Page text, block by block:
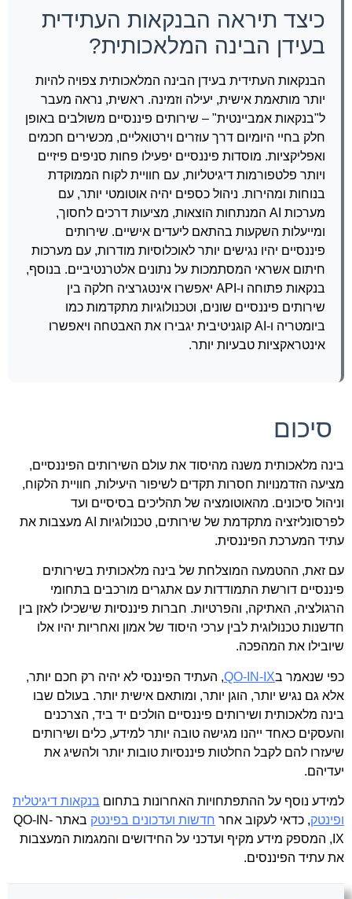
כיצד תיראה הבנקאות העתידית
בעידן הבינה המלאכותית?
הבנקאות העתידית בעידן הבינה המלאכותית צפויה להיות
יותר מותאמת אישית, יעילה וזמינה. ראשית, נראה מעבר
ל"בנקאות אמביינטית" – שירותים פיננסיים משולבים באופן
חלק בחיי היומיום דרך עוזרים וירטואליים, מכשירים חכמים
ואפליקציות. מוסדות פיננסיים יפעילו פחות סניפים פיזיים
ויותר פלטפורמות דיגיטליות, עם חוויית לקוח הממוקדת
בנוחות ומהירות. ניהול כספים יהיה אוטומטי יותר, עם
מערכות AI המנתחות הוצאות, מציעות דרכים לחסוך,
ומייעלות השקעות בהתאם ליעדים אישיים. שירותים
פיננסיים יהיו נגישים יותר לאוכלוסיות מודרות, עם מערכות
חיתום אשראי המסתמכות על נתונים אלטרנטיביים. בנוסף,
בנקאות פתוחה ו-API יאפשרו אינטגרציה חלקה בין
שירותים פיננסיים שונים, וטכנולוגיות מתקדמות כמו
ביומטריה ו-AI קוגניטיבית יגבירו את האבטחה ויאפשרו
אינטראקציות טבעיות יותר.
סיכום
בינה מלאכותית משנה מהיסוד את עולם השירותים הפיננסיים,
מציעה הזדמנויות חסרות תקדים לשיפור היעילות, חוויית הלקוח,
וניהול סיכונים. מהאוטומציה של תהליכים בסיסיים ועד
לפרסונליזציה מתקדמת של שירותים, טכנולוגיות AI מעצבות את
עתיד המערכת הפיננסית.
עם זאת, ההטמעה המוצלחת של בינה מלאכותית בשירותים
פיננסיים דורשת התמודדות עם אתגרים מורכבים בתחומי
הרגולציה, האתיקה, והפרטיות. חברות פיננסיות שישכילו לאזן בין
חדשנות טכנולוגית לבין ערכי היסוד של אמון ואחריות יהיו אלו
שיובילו את המהפכה.
כפי שנאמר בQO-IN-IX, העתיד הפיננסי לא יהיה רק חכם יותר,
אלא גם נגיש יותר, הוגן יותר, ומותאם אישית יותר. בעולם שבו
בינה מלאכותית ושירותים פיננסיים הולכים יד ביד, הצרכנים
והעסקים כאחד ייהנו מגישה טובה יותר למידע, כלים ושירותים
שיעזרו להם לקבל החלטות פיננסיות טובות יותר ולהשיג את
יעדיהם.
למידע נוסף על ההתפתחויות האחרונות בתחום בנקאות דיגיטלית
ופינטק, כדאי לעקוב אחר חדשות ועדכונים בפינטק
באתר QO-IN-
IX, המספק מידע מקיף ועדכני על החידושים והמגמות המעצבות
את עתיד הפיננסים.